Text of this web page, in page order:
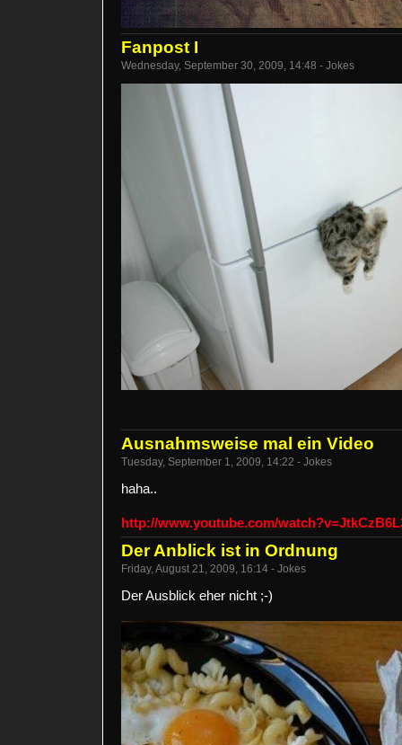
Fanpost I
Wednesday, September 30, 2009, 14:48 - Jokes
Ausnahmsweise mal ein Video
Tuesday, September 1, 2009, 14:22 - Jokes
haha..
http://www.youtube.com/
Der Anblick ist in Ordnung
Friday, August 21, 2009, 16:14 - Jokes
Der Ausblick eher nicht ;-)